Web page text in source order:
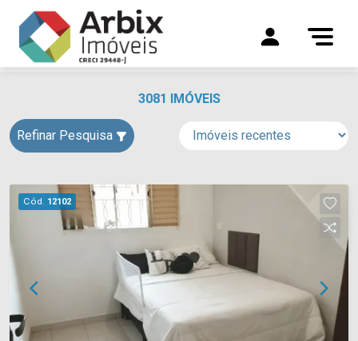
3081 IMÓVEIS
Refinar Pesquisa
Cód. 12102